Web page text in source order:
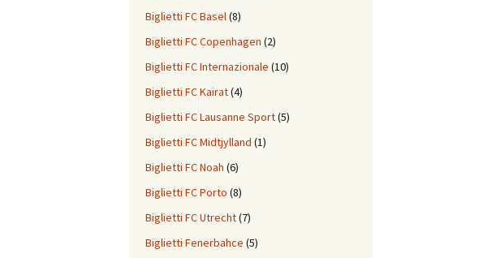
Biglietti FC Basel(8)
Biglietti FC Copenhagen (2)
Biglietti FC Internazionale (10)
Biglietti FC Kairat(4)
Biglietti FC Lausanne Sport(5)
Biglietti FC Midtjylland (1)
Biglietti FC Noah (6)
Biglietti FC Porto (8)
Biglietti FC Utrecht(7)
Biglietti Fenerbahce (5)